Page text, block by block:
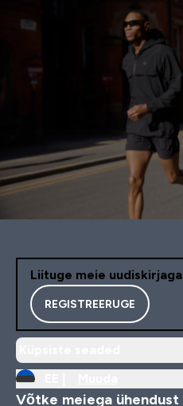
Liituge meie uudiskirjaga
REGISTREERUGE
Võtke meiega ühendust